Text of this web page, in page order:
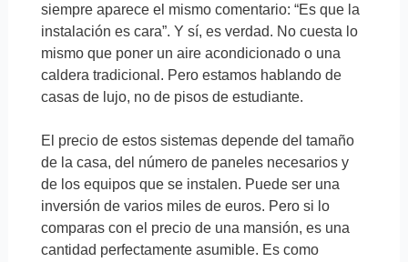
siempre aparece el mismo comentario: “Es que la
instalación es cara”. Y sí, es verdad. No cuesta lo
mismo que poner un aire acondicionado o una
caldera tradicional. Pero estamos hablando de
casas de lujo, no de pisos de estudiante.
El precio de estos sistemas depende del tamaño
de la casa, del número de paneles necesarios y
de los equipos que se instalen. Puede ser una
inversión de varios miles de euros. Pero si lo
comparas con el precio de una mansión, es una
cantidad perfectamente asumible. Es como